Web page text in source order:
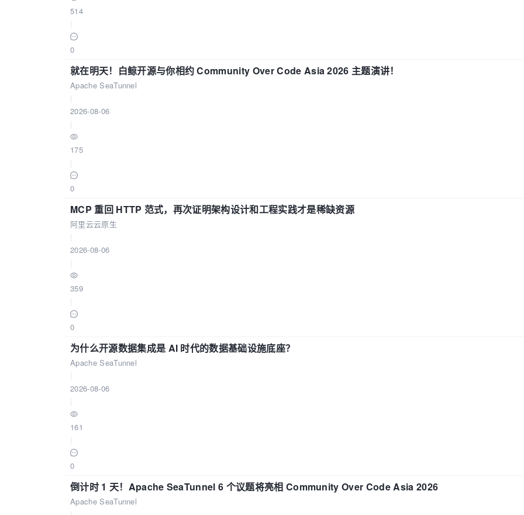
514
0
就在明天！白鲸开源与你相约 Community Over Code Asia 2026 主题演讲！
Apache SeaTunnel
2026-08-06
175
0
MCP 重回 HTTP 范式，再次证明架构设计和工程实践才是稀缺资源
阿里云云原生
2026-08-06
359
0
为什么开源数据集成是 AI 时代的数据基础设施底座？
Apache SeaTunnel
2026-08-06
161
0
倒计时 1 天！Apache SeaTunnel 6 个议题将亮相 Community Over Code Asia 2026
Apache SeaTunnel